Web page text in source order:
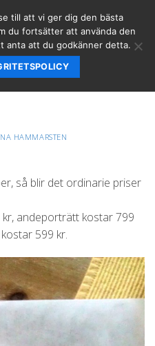
,REIKI,SPIRITUELLT
HAMMARSTEN
så blir det ordinarie priser
andeporträtt kostar 799
599 kr.
till att vi ger dig den bästa
du fortsätter att använda den
anta att du godkänner detta.